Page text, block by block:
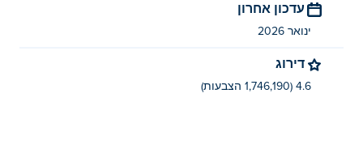
עדכון אחרון
ינואר 2026
דירוג
4.6 (1,746,190 הצבעות)